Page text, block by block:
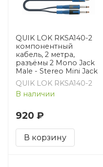
QUIK LOK RKSA140-2
компонентный
кабель, 2 метра,
разъёмы 2 Mono Jack
Male - Stereo Mini Jack
QUIK LOK RKSA140-2
В наличии
920 ₽
В корзину